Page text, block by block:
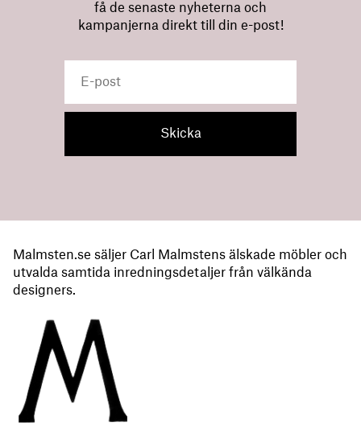
få de senaste nyheterna och
kampanjerna direkt till din e-post!
Malmsten.se säljer Carl Malmstens älskade möbler och
utvalda samtida inredningsdetaljer från välkända
designers.